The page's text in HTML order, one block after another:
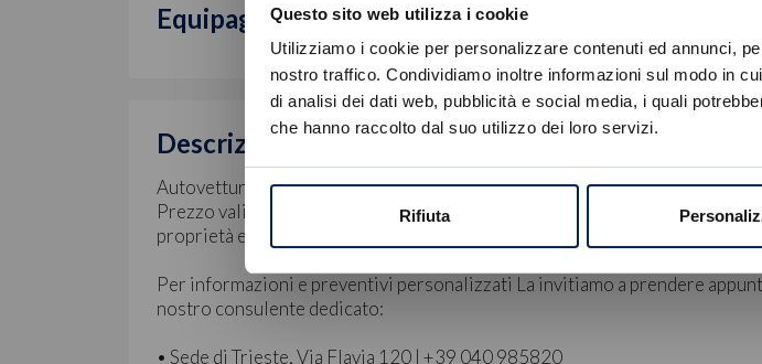
Questo sito web utilizza i cookie
Utilizziamo i cookie per personalizzare contenuti ed annunci,
nostro traffico. Condividiamo inoltre informazioni sul modo in
di analisi dei dati web, pubblicità e social media, i quali
che hanno raccolto dal suo utilizzo dei loro servizi.
Rifiuta
Equipaggiamento di serie
Descrizione
Autovettura immatricolata in pronta consegna.
Prezzo valido con finanziamento Stellantis Financial Services escluso del
proprietà ed ulteriori spese.
Per informazioni e preventivi personalizzati La invitiamo a prendere
nostro consulente dedicato:
• Sede di Trieste, Via Flavia 120 | +39 040 985820
Caricamento veicoli
OK